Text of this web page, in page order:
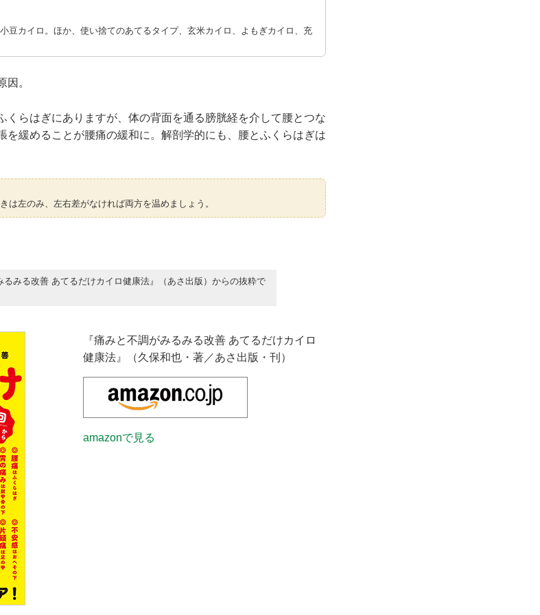
豆カイロ。ほか、使い捨てのあてるタイプ、玄米カイロ、よもぎカイロ、充
因。
くらはぎにありますが、体の背面を通る膀胱経を介して腰とつな
を緩めることが腰痛の緩和に。解剖学的にも、腰とふくらはぎは
は左のみ、左右差がなければ両方を温めましょう。
みる改善 あてるだけカイロ健康法』（あさ出版）からの抜粋で
『痛みと不調がみるみる改善 あてるだけカイロ
健康法』（久保和也・著／あさ出版・刊）
amazonで見る